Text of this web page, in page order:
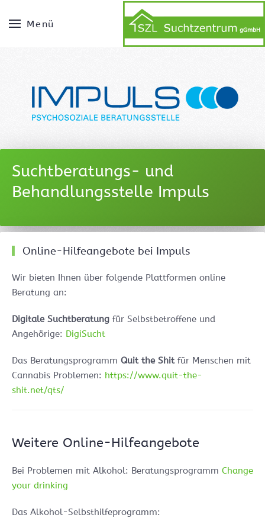
Menü
Suchtberatungs- und
Behandlungsstelle Impuls
Online-Hilfeangebote bei Impuls
Wir bieten Ihnen über folgende Plattformen online
Beratung an:
Digitale Suchtberatung für Selbstbetroffene und
Angehörige: DigiSucht
Das Beratungsprogramm Quit the Shitfür Menschen mit
Cannabis Problemen: https://www.quit-the-
shit.net/qts/
Weitere Online-Hilfeangebote
Bei Problemen mit Alkohol: Beratungsprogramm Change
your drinking
Das Alkohol-Selbsthilfeprogramm: